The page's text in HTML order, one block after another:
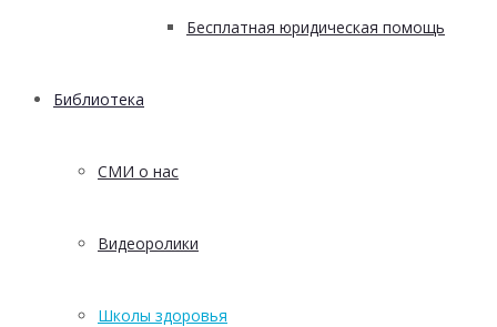
Бесплатная юридическая помощь
Библиотека
СМИ о нас
Видеоролики
Школы здоровья